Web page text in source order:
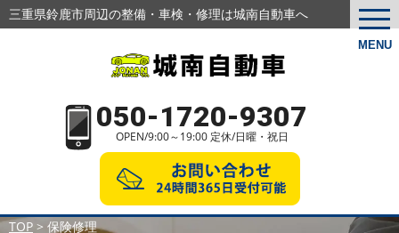
MENU
三重県鈴鹿市周辺の整備・車検・修理は城南自動車へ
050-1720-9307
OPEN/9:00～19:00 定休/日曜・祝日
TOP > 保険修理